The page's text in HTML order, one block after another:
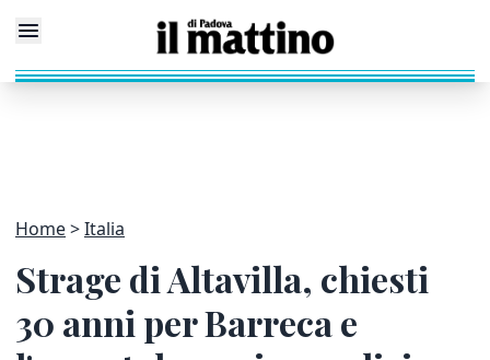
Home Italia
Strage di Altavilla, chiesti
30 anni per Barreca e